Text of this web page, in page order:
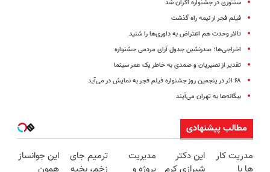
سنتوری در جشنواره اکران شد
فیلم فجر از نیمه راه گذشت
تالار وحدت هم اعتراض به داوری‌ها را شنید
اخراجی‌ها؛ صدرنشین جدول آرای مردمی جشنواره
تقدیر از نصیریان و صمدی به خاطر یک عمر سینما
‪ ۶۸‬اثر در پنجمین روز جشنواره فیلم فجر به نمایش در می‌آید
بیگانه‌ها به تهران می‌آیند
مطالب پیشنهادی
مدریت کار
این دکتر
مدیریت
ترمیم جای
این جوانساز